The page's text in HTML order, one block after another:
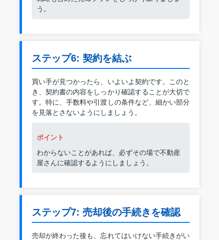
う。
ステップ6: 契約を結ぶ
買い手が見つかったら、いよいよ契約です。このと
き、契約書の内容をしっかり確認することが大切で
す。特に、手数料や引渡しの条件など、細かい部分
を見落とさないようにしましょう。
ポイント
わからないことがあれば、必ずその場で不動産
屋さんに確認するようにしましょう。
ステップ7: 売却後の手続きを確認
売却が終わった後も、忘れてはいけない手続きがい